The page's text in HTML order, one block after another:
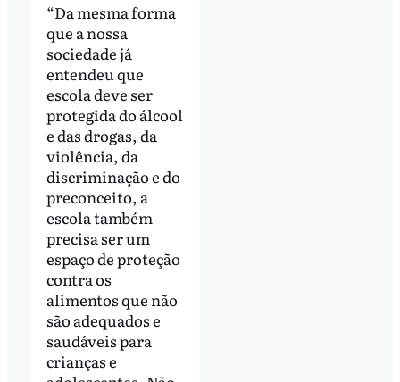
“Da mesma forma
que a nossa
sociedade já
entendeu que
escola deve ser
protegida do álcool
e das drogas, da
violência, da
discriminação e do
preconceito, a
escola também
precisa ser um
espaço de proteção
contra os
alimentos que não
são adequados e
saudáveis para
crianças e